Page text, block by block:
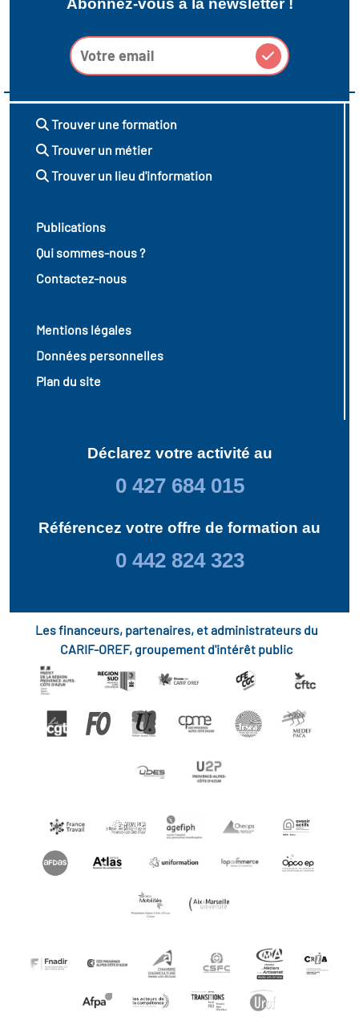
Abonnez-vous à la newsletter !
Trouver une formation
Trouver un métier
Trouver un lieu d'information
Publications
Qui sommes-nous ?
Contactez-nous
Mentions légales
Données personnelles
Plan du site
Déclarez votre activité au
0 427 684 015
Référencez votre offre de formation au
0 442 824 323
Les financeurs, partenaires, et administrateurs du
CARIF-OREF, groupement d'intérêt public